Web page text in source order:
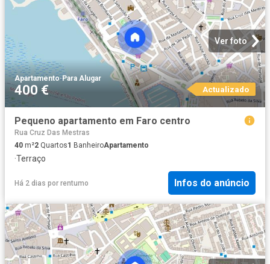
Ver foto
Apartamento·Para Alugar
400 € Actualizado
Pequeno apartamento em Faro centro
Rua Cruz Das Mestras
40 m²2 Quartos1 BanheiroApartamento
·Terraço
Há 2 dias por rentumo Infos do anúncio